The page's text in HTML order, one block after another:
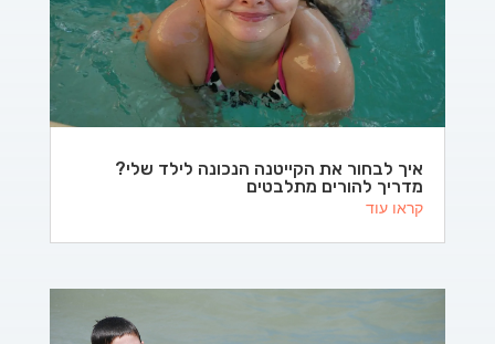
איך לבחור את הקייטנה הנכונה לילד שלי?
מדריך להורים מתלבטים
קראו עוד